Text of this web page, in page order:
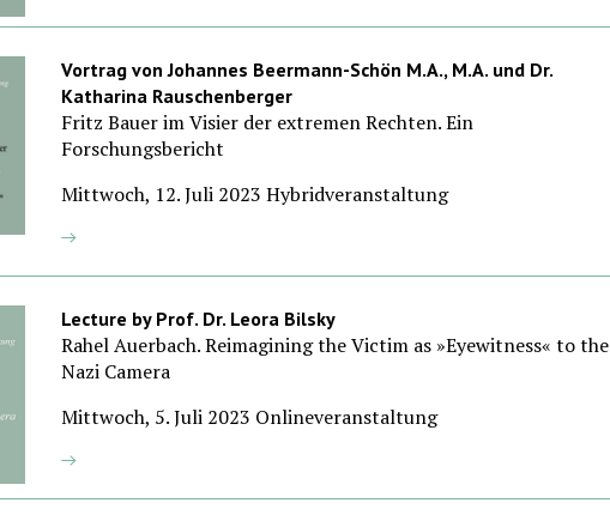
Vortrag von Johannes Beermann-Schön M.A., M.A. und Dr.
Katharina Rauschenberger
Fritz Bauer im Visier der extremen Rechten. Ein
Forschungsbericht
Mittwoch, 12. Juli 2023 Hybridveranstaltung
Lecture by Prof. Dr. Leora Bilsky
Rahel Auerbach. Reimagining the Victim as »Eyewitness« to the
Nazi Camera
Mittwoch, 5. Juli 2023 Onlineveranstaltung